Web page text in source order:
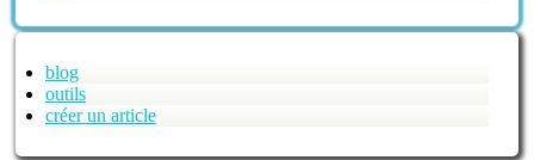
blog
outils
créer un article